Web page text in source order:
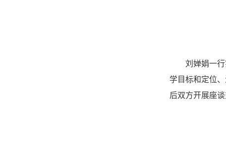
刘婵娟一
学目标和定位
后双方开展座谈